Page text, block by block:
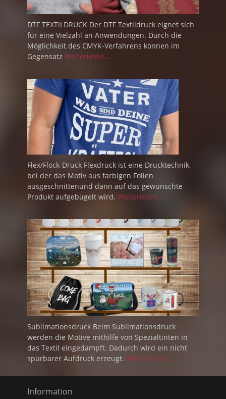
DTF TEXTILDRUCK Der DTF Textildruck eignet sich
für eine Vielzahl an Anwendungen. Durch die
Möglichkeit des CMYK-Verfahrens können im
Gegensatz Weiterlesen...
Flex/Flock-Druck Flexdruck ist eine Drucktechnik,
bei der das Motiv aus farbigen Folien
ausgeschnittenund dann auf das gewünschte
Produkt aufgebügelt wird. Weiterlesen...
Sublimationsdruck Beim Sublimationsdruck
werden die Motive mithilfe von Spezialtinten in
das Textil eingedampft. Dadurch wird ein nicht
spürbarer Aufdruck erzeugt. Weiterlesen...
Information